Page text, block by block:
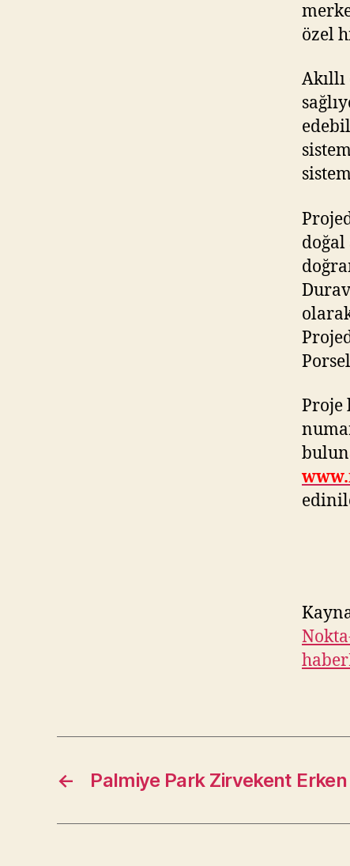
özel
Proje
← Palmiye Park Zirvekent